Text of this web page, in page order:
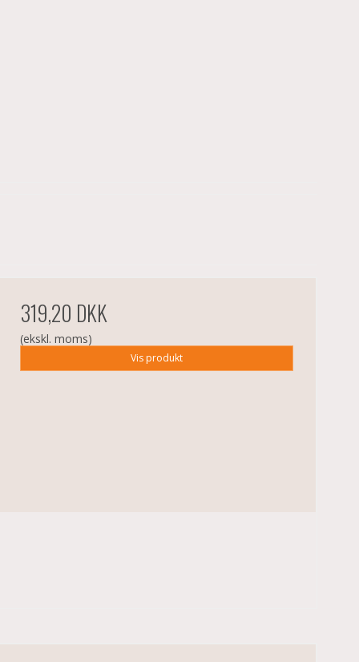
319,20 DKK
(ekskl. moms)
Vis produkt